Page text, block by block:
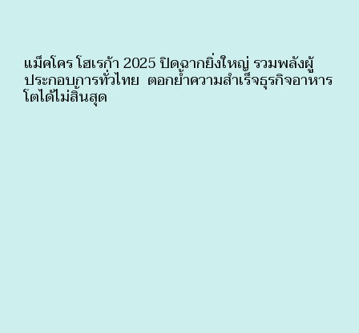
แม็คโคร โฮเรก้า 2025 ปิดฉากยิ่งใหญ่ รวมพลังผู้
ประกอบการทั่วไทย ตอกย้ำความสำเร็จธุรกิจอาหาร
โตได้ไม่สิ้นสุด